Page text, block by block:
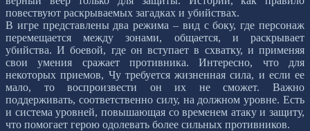
повествуют раскрываемых загадках и убийствах.
В игре представлены два режима – вид с боку, где персонаж
перемещается между зонами, общается, и раскрывает
убийства. И боевой, где он вступает в схватку, и применяя
свои умения сражает противника. Интересно, что для
некоторых приемов, Чу требуется жизненная сила, и если ее
мало, то воспроизвести он их не сможет. Важно
поддерживать, соответственно силу, на должном уровне. Есть
и система уровней, повышающая со временем атаку и защиту,
что помогает герою одолевать более сильных противников.